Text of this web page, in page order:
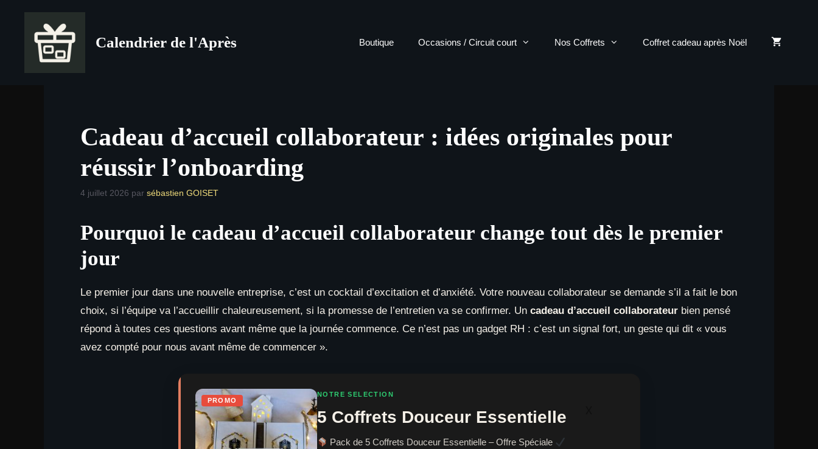
contenu
Calendrier de l'Après Boutique Occasions / Circuit court Nos Coffrets Coffret cadeau après Noël
Cadeau d’accueil collaborateur : idées originales pour
réussir l’onboarding
4 juillet 2026 par sébastien GOISET
Pourquoi le cadeau d’accueil collaborateur change tout dès le premier
jour
Le premier jour dans une nouvelle entreprise, c’est un cocktail d’excitation et d’anxiété. Votre nouveau collaborateur se demande s’il a fait le bon
choix, si l’équipe va l’accueillir chaleureusement, si la promesse de l’entretien va se confirmer. Un cadeau d’accueil collaborateur bien pensé
répond à toutes ces questions avant même que la journée commence. Ce n’est pas un gadget RH : c’est un signal fort, un geste qui dit « vous
avez compté pour nous avant même de commencer ».
PROMO
NOTRE SELECTION
5 Coffrets Douceur Essentielle
Pack de 5 Coffrets Douceur Essentielle – Offre Spéciale